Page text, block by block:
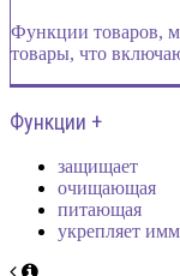
Функции товаров,
товары, что
Функции +
защищает
очищающая
питающая
укрепляет